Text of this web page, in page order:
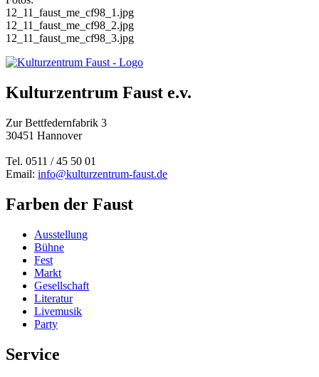
12_11_faust_me_cf98_1.jpg
12_11_faust_me_cf98_2.jpg
12_11_faust_me_cf98_3.jpg
Kulturzentrum Faust e.v.
Zur Bettfedernfabrik 3
30451 Hannover
Tel. 0511 / 45 50 01
Email: info@kulturzentrum-faust.de
Farben der Faust
Ausstellung
Bühne
Fest
Markt
Gesellschaft
Literatur
Livemusik
Party
Service